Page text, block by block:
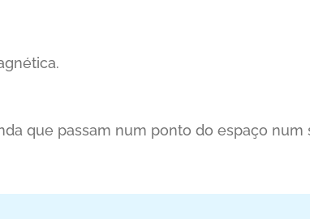
que passam num ponto do espaço num